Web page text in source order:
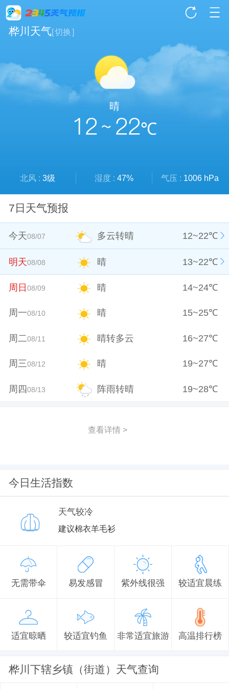
桦川天气[切换]
晴
12 ~ 22℃
北风 :3级 湿度 : 47% 气压 : 1006 hPa
7日天气预报
今天08/07 多云转晴 12~22℃
明天08/08 晴 13~22℃
周日08/09 晴 14~24℃
周一08/10 晴 15~25℃
周二08/11 晴转多云 16~27℃
周三08/12 晴 19~27℃
周四08/13 阵雨转晴 19~28℃
查看详情 >
今日生活指数
天气较冷
建议棉衣羊毛衫
无需带伞 易发感冒 紫外线很强 较适宜晨练
适宜晾晒 较适宜钓鱼 非常适宜旅游 高温排行榜
桦川下辖乡镇（街道）天气查询